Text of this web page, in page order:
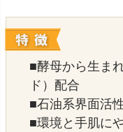
■酵母から生ま
ド）配合
■石油系界面活
■環境と手肌に